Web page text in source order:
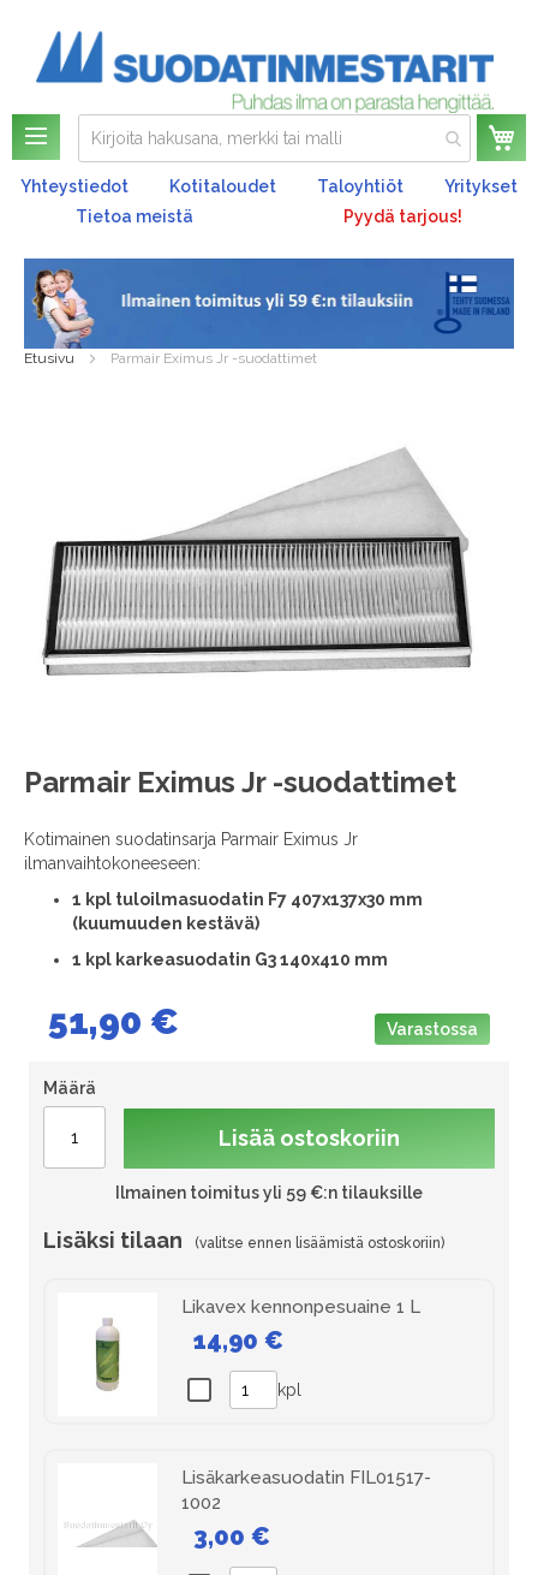
Yhteystiedot Kotitaloudet Taloyhtiöt
Yritykset
Tietoa meistä
Pyydä tarjous!
Etusivu Parmair Eximus Jr -suodattimet
Parmair Eximus Jr -suodattimet
Kotimainen suodatinsarja Parmair Eximus Jr
ilmanvaihtokoneeseen:
1 kpl tuloilmasuodatin F7 407x137x30 mm
(kuumuuden kestävä)
1 kpl karkeasuodatin G3 140x410 mm
51,90 € Varastossa
Määrä
Lisää ostoskoriin
Ilmainen toimitus yli 59 €:n tilauksille
Lisäksi tilaan
Likavex kennonpesuaine 1 L
14,90 €
kpl
Lisäkarkeasuodatin FIL01517-
1002
3,00 €
images
gallery
Skip
to
beginning
of
images